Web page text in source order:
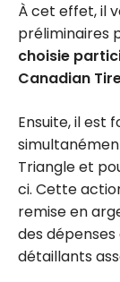
À cet effet, il
préliminaires
choisie
Canadian
Ensuite, il est
Triangle et
ci. Cette
remise en
des
détaillants